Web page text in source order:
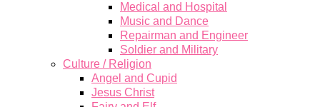
Medical and Hospital
Music and Dance
Repairman and Engineer
Soldier and Military
Culture / Religion
Angel and Cupid
Jesus Christ